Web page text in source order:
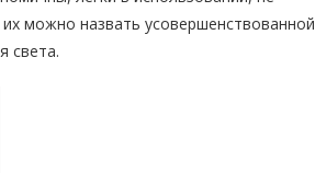
можно назвать усовершенствованной
света.